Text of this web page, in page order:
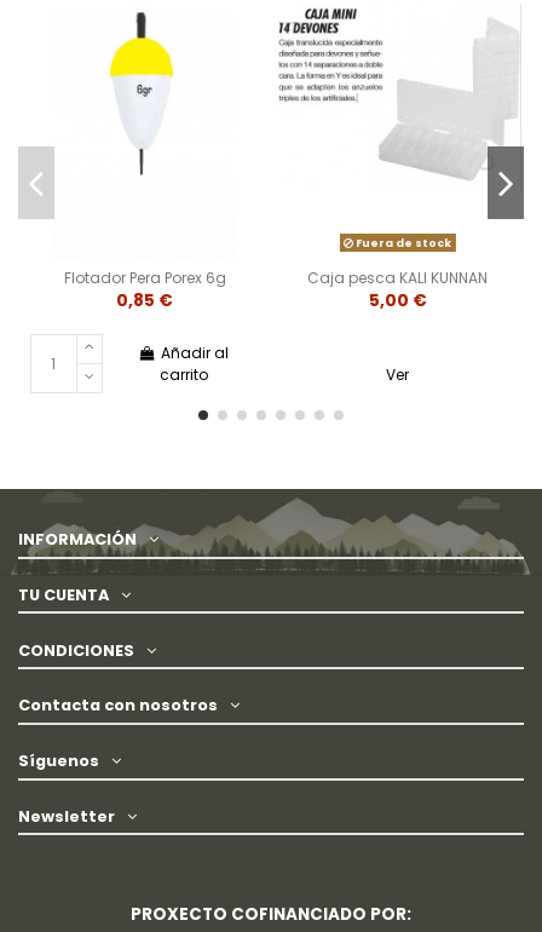
Flotador Pera Porex 6g
0,85 €
Añadir al
carrito
Fuera de stock
Caja pesca KALI KUNNAN
5,00 €
Ver
INFORMACIÓN
TU CUENTA
CONDICIONES
Contacta con nosotros
Síguenos
Newsletter
PROXECTO COFINANCIADO POR: